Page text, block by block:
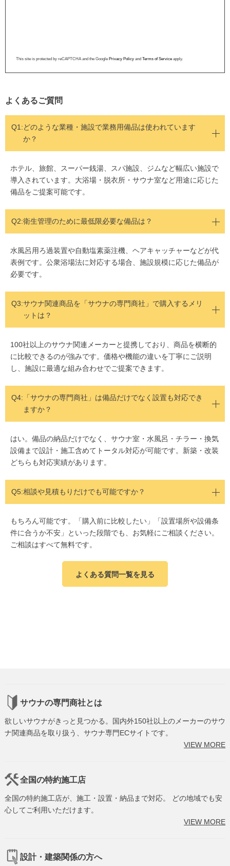
This site is protected by reCAPTCHA and the Google Privacy Policy and Terms of Service apply.
よくあるご質問
Q1:どのような業種・施設で業務用備品は使われています
か？
ホテル、旅館、スーパー銭湯、スパ施設、ジムなど幅広い施設で
導入されています。大浴場・脱衣所・サウナ室など用途に応じた
備品をご提案可能です。
Q2:衛生管理のために最低限必要な備品は？
水風呂用ろ過装置や自動塩素薬注機、ヘアキャッチャーなどが代
表例です。公衆浴場法に対応する場合、施設規模に応じた備品が
必要です。
Q3:サウナ関連商品を「サウナの専門商社」で購入するメリ
ットは？
100社以上のサウナ関連メーカーと提携しており、商品を横断的
に比較できるのが強みです。価格や機能の違いを丁寧にご説明
し、施設に最適な組み合わせでご提案できます。
Q4: 「サウナの専門商社」は備品だけでなく設置も対応でき
ますか？
はい。備品の納品だけでなく、サウナ室・水風呂・チラー・換気
設備まで設計・施工含めてトータル対応が可能です。新築・改装
どちらも対応実績があります。
Q5:相談や見積もりだけでも可能ですか？
もちろん可能です。「購入前に比較したい」「設置場所や設備条
件に合うか不安」といった段階でも、お気軽にご相談ください。
ご相談はすべて無料です。
よくある質問一覧を見る
サウナの専門商社とは
欲しいサウナがきっと見つかる。国内外150社以上のメーカーのサウ
ナ関連商品を取り扱う、サウナ専門ECサイトです。
VIEW MORE
全国の特約施工店
全国の特約施工店が、施工・設置・納品まで対応。 どの地域でも安
心してご利用いただけます。
VIEW MORE
設計・建築関係の方へ